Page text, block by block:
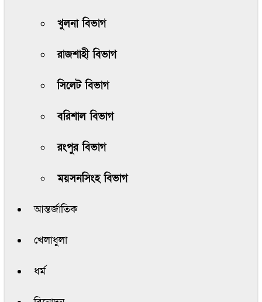
খুলনা বিভাগ
রাজশাহী বিভাগ
সিলেট বিভাগ
বরিশাল বিভাগ
রংপুর বিভাগ
ময়সনসিংহ বিভাগ
আন্তর্জাতিক
খেলাধুলা
ধর্ম